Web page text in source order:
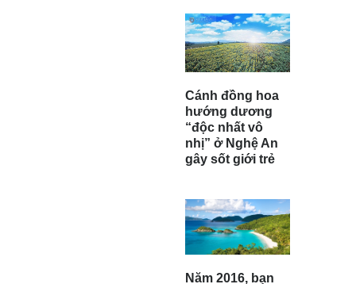
Cánh đồng hoa
hướng dương
“độc nhất vô
nhị” ở Nghệ An
gây sốt giới trẻ
Năm 2016, bạn